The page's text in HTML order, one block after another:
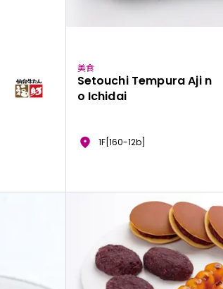
美食
Setouchi Tempura Aji n
o Ichidai
1F[160-12b]